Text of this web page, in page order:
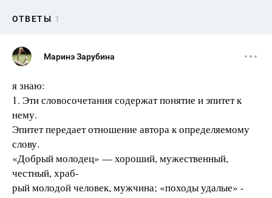
ОТВЕТЫ 1
Маринэ Зарубина
я знаю:
1. Эти словосочетания содержат понятие и эпитет к
нему.
Эпитет передает отношение автора к определяемому
слову.
«Добрый молодец» — хороший, мужественный,
честный, храб-
рый молодой человек, мужчина; «походы удалые» -